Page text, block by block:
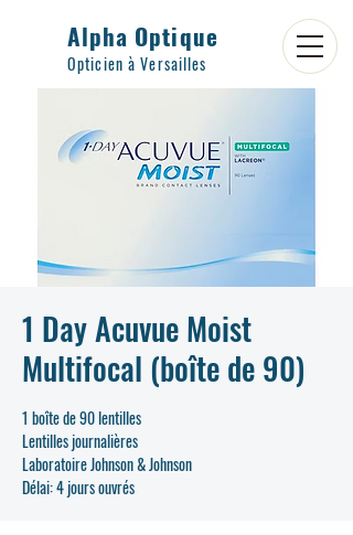
Alpha Optique
Opticien à Versailles
1 Day Acuvue Moist
Multifocal (boîte de 90)
1 boîte de 90 lentilles
Lentilles journalières
Laboratoire Johnson & Johnson
Délai: 4 jours ouvrés